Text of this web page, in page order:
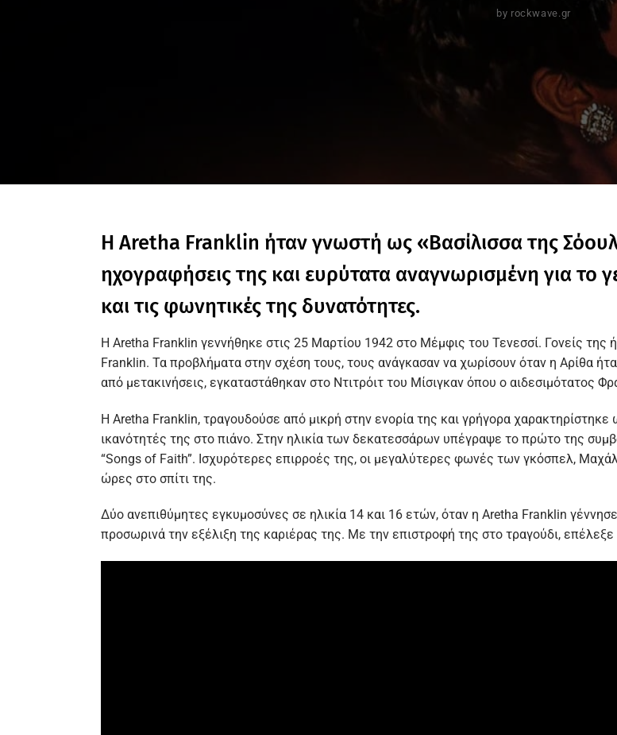
by rockwave.gr
Η Aretha Franklin ήταν γνωστή ως «Βασίλισσα της
ηχογραφήσεις της και ευρύτατα αναγνωρισμένη για το
και τις φωνητικές της δυνατότητες.
Η Aretha Franklin γεννήθηκε στις 25 Μαρτίου 1942 στο Μέμφις του Τενεσσί. Γονείς της
Franklin. Τα προβλήματα στην σχέση τους, τους ανάγκασαν να χωρίσουν όταν η Αρίθα
από μετακινήσεις, εγκαταστάθηκαν στο Ντιτρόιτ του Μίσιγκαν όπου ο αιδεσιμότατος
Η Aretha Franklin, τραγουδούσε από μικρή στην ενορία της και γρήγορα χαρακτηρίστηκε
ικανότητές της στο πιάνο. Στην ηλικία των δεκατεσσάρων υπέγραψε το πρώτο της
“Songs of Faith”. Ισχυρότερες επιρροές της, οι μεγαλύτερες φωνές των γκόσπελ,
ώρες στο σπίτι της.
Δύο ανεπιθύμητες εγκυμοσύνες σε ηλικία 14 και 16 ετών, όταν η Aretha Franklin
προσωρινά την εξέλιξη της καριέρας της. Με την επιστροφή της στο τραγούδι,